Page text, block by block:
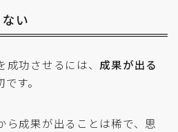
い
功させるには、 成果が出る
す。
ら成果が出ることは稀で、思